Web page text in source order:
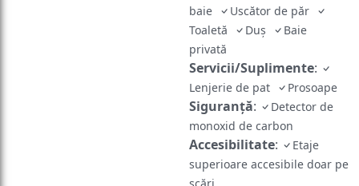
baie
Uscător de păr
Toaletă
Duş
Baie
privată
Servicii/Suplimente:
Lenjerie de pat Prosoape
Siguranță:
Detector de
monoxid de carbon
Accesibilitate:
Etaje
superioare accesibile doar pe